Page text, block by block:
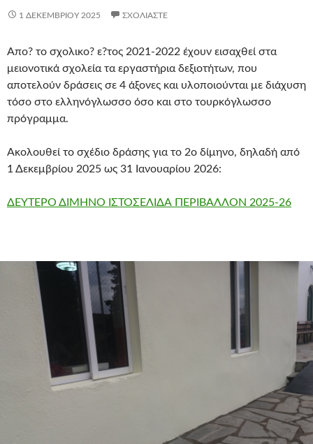
1 ΔΕΚΕΜΒΡΊΟΥ 2025 ΣΧΟΛΙΆΣΤΕ
Απο? το σχολικο? ε?τος 2021-2022 έχουν εισαχθεί στα
μειονοτικά σχολεία τα εργαστήρια δεξιοτήτων, που
αποτελούν δράσεις σε 4 άξονες και υλοποιούνται με διάχυση
τόσο στο ελληνόγλωσσο όσο και στο τουρκόγλωσσο
πρόγραμμα.
Ακολουθεί το σχέδιο δράσης για το 2ο δίμηνο, δηλαδή από
1 Δεκεμβρίου 2025 ως 31 Ιανουαρίου 2026:
ΔΕΥΤΕΡΟ ΔΙΜΗΝΟ ΙΣΤΟΣΕΛΙΔΑ ΠΕΡΙΒΑΛΛΟΝ 2025-26